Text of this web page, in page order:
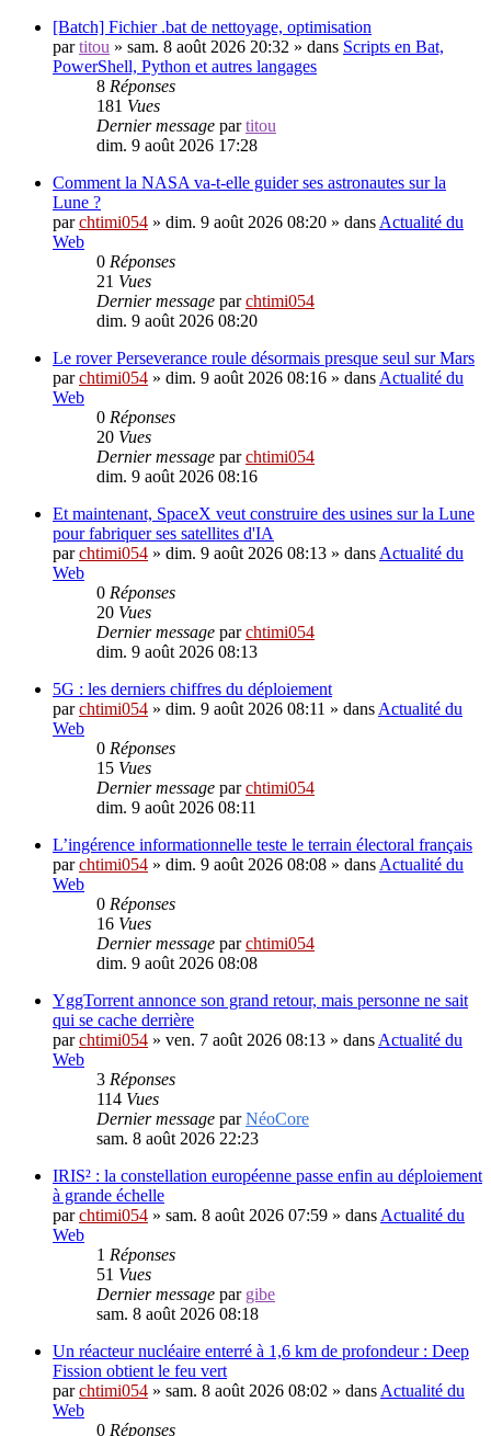
[Batch] Fichier .bat de nettoyage, optimisation
partitou » sam. 8 août 2026 20:32 » dans Scripts en Bat,
PowerShell, Python et autres langages
8 Réponses
181 Vues
Dernier message partitou
dim. 9 août 2026 17:28
Comment la NASA va-t-elle guider ses astronautes sur la
Lune ?
parchtimi054 » dim. 9 août 2026 08:20 » dans Actualité du
Web
0 Réponses
21 Vues
Dernier message parchtimi054
dim. 9 août 2026 08:20
Le rover Perseverance roule désormais presque seul sur Mars
parchtimi054 » dim. 9 août 2026 08:16 » dans Actualité du
Web
0 Réponses
20 Vues
Dernier message parchtimi054
dim. 9 août 2026 08:16
Et maintenant, SpaceX veut construire des usines sur la Lune
pour fabriquer ses satellites d'IA
parchtimi054 » dim. 9 août 2026 08:13 » dans Actualité du
Web
0 Réponses
20 Vues
Dernier message parchtimi054
dim. 9 août 2026 08:13
5G : les derniers chiffres du déploiement
parchtimi054 » dim. 9 août 2026 08:11 » dans Actualité du
Web
0 Réponses
15 Vues
Dernier message parchtimi054
dim. 9 août 2026 08:11
L’ingérence informationnelle teste le terrain électoral français
parchtimi054 » dim. 9 août 2026 08:08 » dans Actualité du
Web
0 Réponses
16 Vues
Dernier message parchtimi054
dim. 9 août 2026 08:08
YggTorrent annonce son grand retour, mais personne ne sait
qui se cache derrière
parchtimi054 » ven. 7 août 2026 08:13 » dans Actualité du
Web
3 Réponses
114 Vues
Dernier message parNéoCore
sam. 8 août 2026 22:23
IRIS² : la constellation européenne passe enfin au déploiement
à grande échelle
parchtimi054 » sam. 8 août 2026 07:59 » dans Actualité du
Web
1 Réponses
51 Vues
Dernier message par gibe
sam. 8 août 2026 08:18
Un réacteur nucléaire enterré à 1,6 km de profondeur : Deep
Fission obtient le feu vert
parchtimi054 » sam. 8 août 2026 08:02 » dans Actualité du
Web
0 Réponses